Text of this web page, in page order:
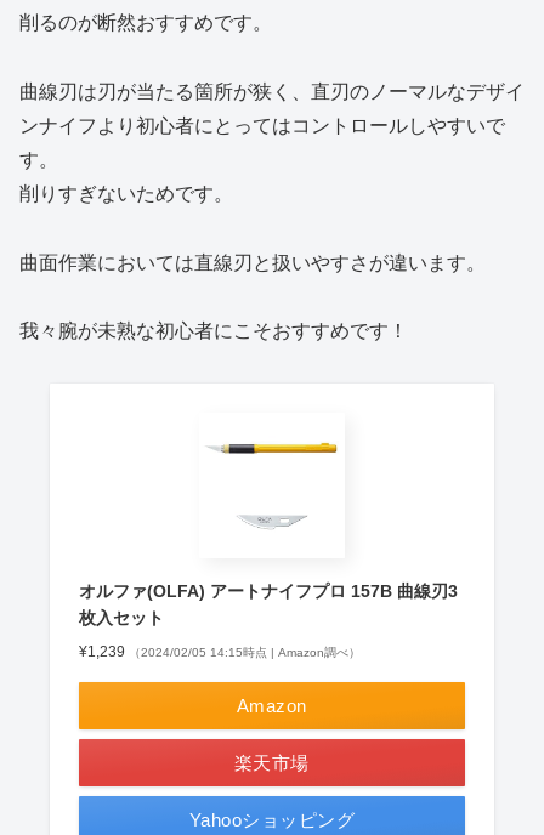
削るのが断然おすすめです。
曲線刃は刃が当たる箇所が狭く、直刃のノーマルなデザイ
ンナイフより初心者にとってはコントロールしやすいで
す。
削りすぎないためです。
曲面作業においては直線刃と扱いやすさが違います。
我々腕が未熟な初心者にこそおすすめです！
オルファ(OLFA) アートナイフプロ 157B 曲線刃3
枚入セット
¥1,239 （2024/02/05 14:15時点 | Amazon調べ）
Amazon
楽天市場
Yahooショッピング